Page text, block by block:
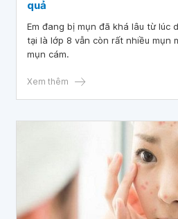
quả
Em đang bị mụn đã khá lâu từ lúc
tại là lớp 8 vẫn còn rất nhiều mụn
mụn cám.
Xem thêm